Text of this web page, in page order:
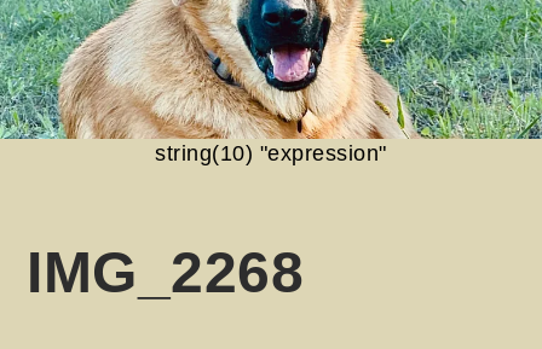
string(10) "expression"
IMG_2268